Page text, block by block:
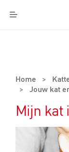
Menu
Home >
> Jouw kat
Mijn kat